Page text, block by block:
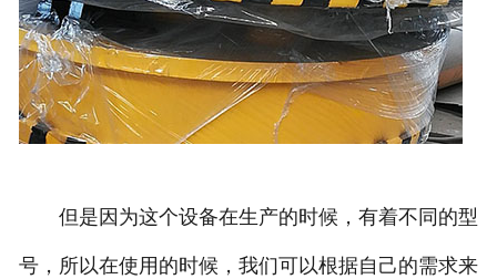
但是因为这个设备在生产的时候，有着不同的型
号，所以在使用的时候，我们可以根据自己的需求来